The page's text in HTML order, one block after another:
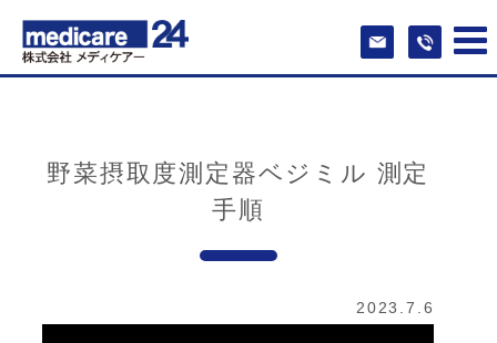
野菜摂取度測定器ベジミル 測定
手順
2023.7.6